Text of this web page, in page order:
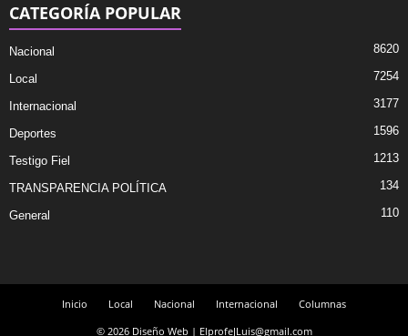
CATEGORÍA POPULAR
Nacional 8620
Local 7254
Internacional 3177
Deportes 1596
Testigo Fiel 1213
TRANSPARENCIA POLÍTICA 134
General 110
Inicio Local Nacional Internacional
Columnas
© 2026 Diseño Web | ElprofeJLuis@gmail.com